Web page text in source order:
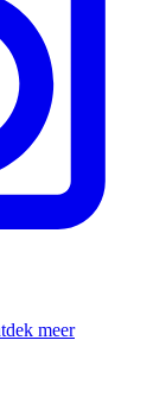
meer